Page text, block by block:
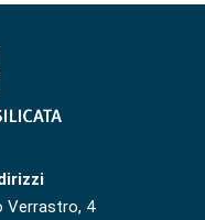
Verrastro, 4